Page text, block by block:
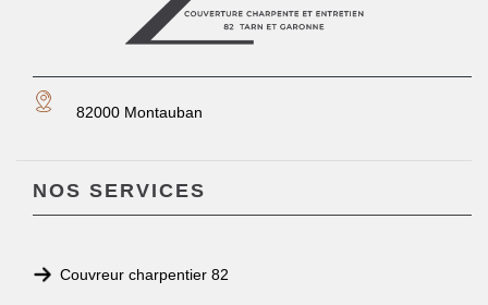
82000 Montauban
NOS SERVICES
Couvreur charpentier 82